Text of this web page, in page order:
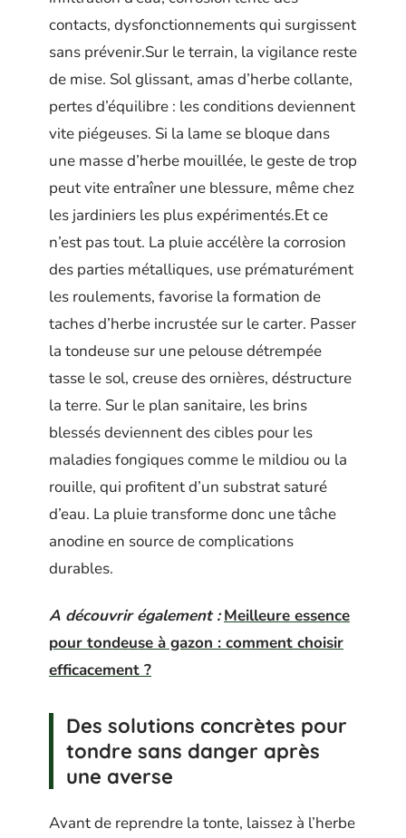
contacts, dysfonctionnements qui surgissent
sans prévenir.Sur le terrain, la vigilance reste
de mise. Sol glissant, amas d’herbe collante,
pertes d’équilibre : les conditions deviennent
vite piégeuses. Si la lame se bloque dans
une masse d’herbe mouillée, le geste de trop
peut vite entraîner une blessure, même chez
les jardiniers les plus expérimentés.Et ce
n’est pas tout. La pluie accélère la corrosion
des parties métalliques, use prématurément
les roulements, favorise la formation de
taches d’herbe incrustée sur le carter. Passer
la tondeuse sur une pelouse détrempée
tasse le sol, creuse des ornières, déstructure
la terre. Sur le plan sanitaire, les brins
blessés deviennent des cibles pour les
maladies fongiques comme le mildiou ou la
rouille, qui profitent d’un substrat saturé
d’eau. La pluie transforme donc une tâche
anodine en source de complications
durables.
A découvrir également : Meilleure essence
pour tondeuse à gazon : comment choisir
efficacement ?
Des solutions concrètes pour
tondre sans danger après
une averse
Avant de reprendre la tonte, laissez à l’herbe